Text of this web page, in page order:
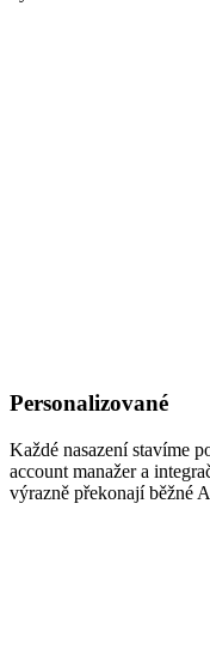
Personalizované
Každé nasazení stavíme
account manažer a
výrazně překonají běžné